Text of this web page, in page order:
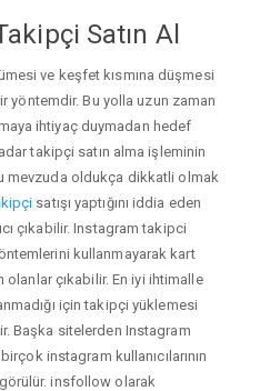
Satın Al
ve keşfet kısmına düşmesi
yöntemdir. Bu yolla uzun zaman
ihtiyaç duymadan hedef
takipçi satın alma işleminin
mevzuda oldukça dikkatli olmak
satışı yaptığını iddia eden
çıkabilir. Instagram takipci
kullanmayarak kart
olanlar çıkabilir. En iyi ihtimalle
için takipçi yüklemesi
Başka sitelerden Instagram
instagram kullanıcılarının
insfollow olarak